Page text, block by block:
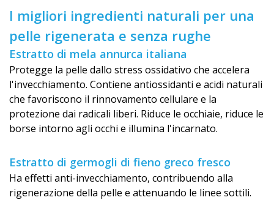
I migliori ingredienti naturali per una
pelle rigenerata e senza rughe
Estratto di mela annurca italiana
Protegge la pelle dallo stress ossidativo che accelera
l'invecchiamento. Contiene antiossidanti e acidi naturali
che favoriscono il rinnovamento cellulare e la
protezione dai radicali liberi. Riduce le occhiaie, riduce le
borse intorno agli occhi e illumina l'incarnato.
Estratto di germogli di fieno greco fresco
Ha effetti anti-invecchiamento, contribuendo alla
rigenerazione della pelle e attenuando le linee sottili.